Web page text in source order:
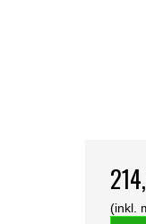
(inkl.